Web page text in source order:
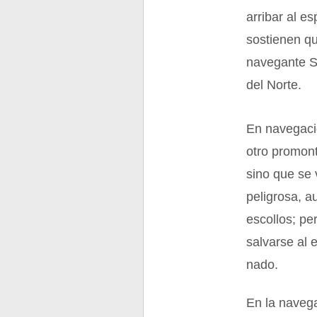
arribar al
sostienen
navegante
del Norte.
En
otro
sino que se
peligrosa,
escollos;
salvarse al
nado.
En la